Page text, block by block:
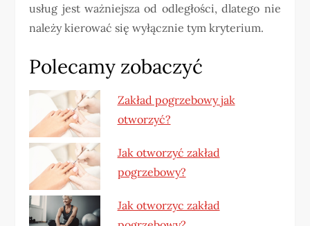
usług jest ważniejsza od odległości, dlatego nie
należy kierować się wyłącznie tym kryterium.
Polecamy zobaczyć
Zakład pogrzebowy jak
otworzyć?
Jak otworzyć zakład
pogrzebowy?
Jak otworzyc zakład